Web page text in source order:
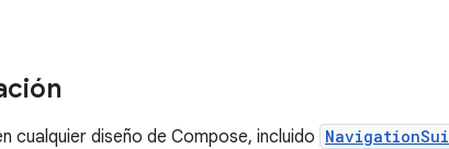
cualquier diseño de Compose, incluido